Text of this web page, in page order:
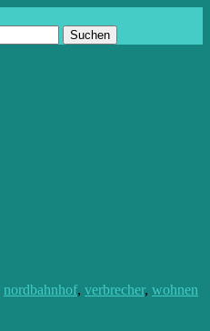
nordbahnhof, verbrecher, wohnen